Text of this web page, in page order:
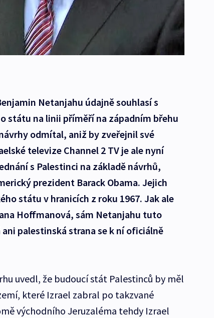
Netanjahu údajně souhlasí s
státu na linii příměří na západním břehu
odmítal, aniž by zveřejnil své
televize Channel 2 TV je ale nyní
s Palestinci na základě návrhů,
prezident Barack Obama. Jejich
státu v hranicích z roku 1967. Jak ale
Hoffmanová, sám Netanjahu tuto
palestinská strana se k ní oficiálně
uvedl, že budoucí stát Palestinců by měl
které Izrael zabral po takzvané
východního Jeruzaléma tehdy Izrael